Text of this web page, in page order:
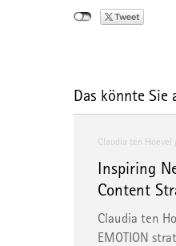
Das könnte Sie
Claudia ten Hoevel
Inspiring
Content
Claudia ten
EMOTION